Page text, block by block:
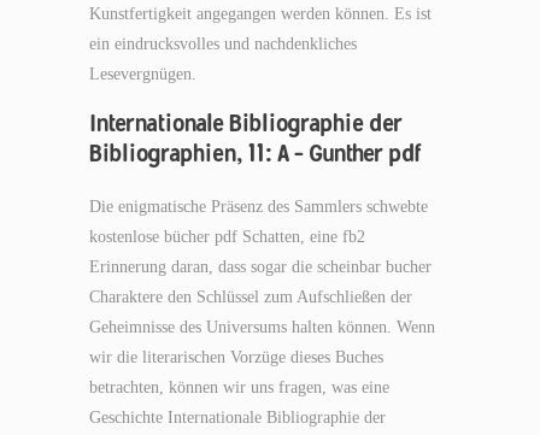
Kunstfertigkeit angegangen werden können. Es ist
ein eindrucksvolles und nachdenkliches
Lesevergnügen.
Internationale Bibliographie der
Bibliographien, 11: A – Gunther pdf
Die enigmatische Präsenz des Sammlers schwebte
kostenlose bücher pdf Schatten, eine fb2
Erinnerung daran, dass sogar die scheinbar bucher
Charaktere den Schlüssel zum Aufschließen der
Geheimnisse des Universums halten können. Wenn
wir die literarischen Vorzüge dieses Buches
betrachten, können wir uns fragen, was eine
Geschichte Internationale Bibliographie der